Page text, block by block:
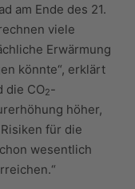
am Ende des 21.
viele
Erwärmung
könnte“, erklärt
die CO2-
höher,
für die
wesentlich